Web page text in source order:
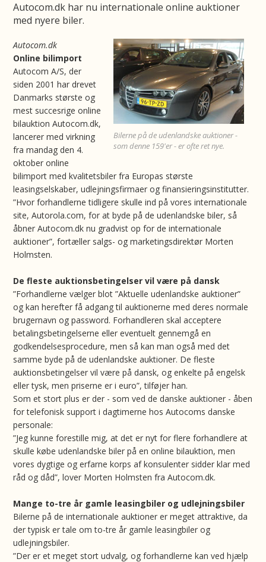
Autocom.dk har nu internationale online auktioner
med nyere biler.
Bilerne på de udenlandske auktioner -
som denne 159'er - er ofte ret nye.
Autocom.dk
Online bilimport
Autocom A/S, der
siden 2001 har drevet
Danmarks største og
mest succesrige online
bilauktion Autocom.dk,
lancerer med virkning
fra mandag den 4.
oktober online
bilimport med kvalitetsbiler fra Europas største
leasingselskaber, udlejningsfirmaer og finansieringsinstitutter.
”Hvor forhandlerne tidligere skulle ind på vores internationale
site, Autorola.com, for at byde på de udenlandske biler, så
åbner Autocom.dk nu gradvist op for de internationale
auktioner”, fortæller salgs- og marketingsdirektør Morten
Holmsten.
De fleste auktionsbetingelser vil være på dansk
”Forhandlerne vælger blot ”Aktuelle udenlandske auktioner”
og kan herefter få adgang til auktionerne med deres normale
brugernavn og password. Forhandleren skal acceptere
betalingsbetingelserne eller eventuelt gennemgå en
godkendelsesprocedure, men så kan man også med det
samme byde på de udenlandske auktioner. De fleste
auktionsbetingelser vil være på dansk, og enkelte på engelsk
eller tysk, men priserne er i euro”, tilføjer han.
Som et stort plus er der - som ved de danske auktioner - åben
for telefonisk support i dagtimerne hos Autocoms danske
personale:
”Jeg kunne forestille mig, at det er nyt for flere forhandlere at
skulle købe udenlandske biler på en online bilauktion, men
vores dygtige og erfarne korps af konsulenter sidder klar med
råd og dåd”, lover Morten Holmsten fra Autocom.dk.
Mange to-tre år gamle leasingbiler og udlejningsbiler
Bilerne på de internationale auktioner er meget attraktive, da
der typisk er tale om to-tre år gamle leasingbiler og
udlejningsbiler.
”Der er et meget stort udvalg, og forhandlerne kan ved hjælp